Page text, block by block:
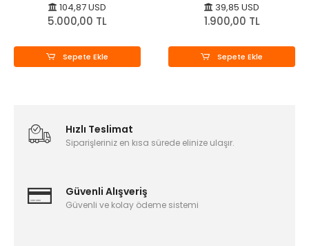
104,87 USD
5.000,00 TL
Sepete Ekle
39,85 USD
1.900,00 TL
Sepete Ekle
Hızlı Teslimat
Siparişleriniz en kısa sürede elinize ulaşır.
Güvenli Alışveriş
Güvenli ve kolay ödeme sistemi